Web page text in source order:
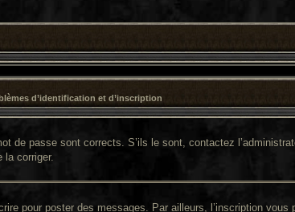
d’identification et d’inscription
de passe sont corrects. S’ils le sont, contactez
la corriger.
pour poster des messages. Par ailleurs, l’inscription